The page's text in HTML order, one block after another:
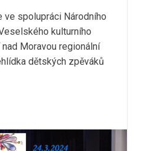
ve spolupráci Národního
kulturního
Moravou regionální
dětských zpěváků